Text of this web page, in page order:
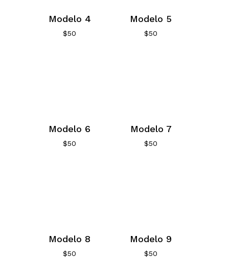
Modelo 4
$50
Modelo 5
$50
Modelo 6
$50
Modelo 7
$50
Modelo 8
$50
Modelo 9
$50